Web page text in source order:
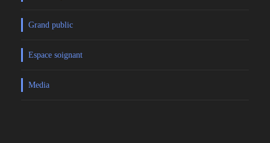
Grand public
Espace soignant
Media